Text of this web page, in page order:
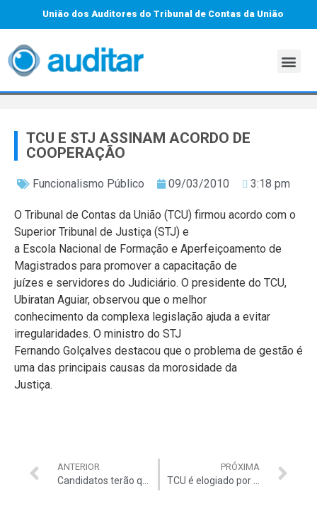
União dos Auditores do Tribunal de Contas da União
TCU E STJ ASSINAM ACORDO DE
COOPERAÇÃO
Funcionalismo Público 09/03/2010 3:18 pm
O Tribunal de Contas da União (TCU) firmou acordo com o
Superior Tribunal de Justiça (STJ) e
a Escola Nacional de Formação e Aperfeiçoamento de
Magistrados para promover a capacitação de
juízes e servidores do Judiciário. O presidente do TCU,
Ubiratan Aguiar, observou que o melhor
conhecimento da complexa legislação ajuda a evitar
irregularidades. O ministro do STJ
Fernando Golçalves destacou que o problema de gestão é
uma das principais causas da morosidade da
Justiça.
ANTERIOR PRÓXIMA